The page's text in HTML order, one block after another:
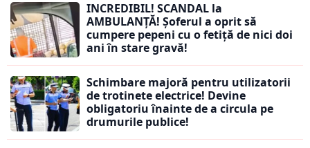
INCREDIBIL! SCANDAL la
AMBULANȚĂ! Șoferul a oprit să
cumpere pepeni cu o fetiță de nici doi
ani în stare gravă!
Schimbare majoră pentru utilizatorii
de trotinete electrice! Devine
obligatoriu înainte de a circula pe
drumurile publice!